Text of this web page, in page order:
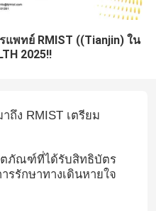
พทย์ RMIST ((Tianjin) ใน
2025!!
ถึง RMIST เตรียม
ตภัณฑ์ที่ได้รับสิทธิบัตร
รรักษาทางเดินหายใจ